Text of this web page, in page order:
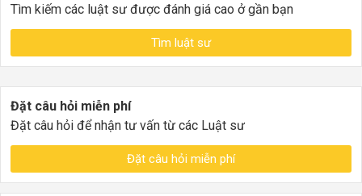
Tìm kiếm các luật sư được đánh giá cao ở gần bạn
Tìm luật sư
Đặt câu hỏi miễn phí
Đặt câu hỏi để nhận tư vấn từ các Luật sư
Đặt câu hỏi miễn phí